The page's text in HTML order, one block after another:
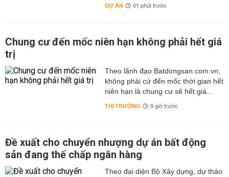
DỰ ÁN 01 phút trước
Chung cư đến mốc niên hạn không phải hết giá
trị
Theo lãnh đạo Batdongsan.com.vn,
không phải cứ đến mốc thời gian hết
niên hạn là chung cư sẽ hết giá...
THỊ TRƯỜNG 9 giờ trước
Đề xuất cho chuyển nhượng dự án bất động
sản đang thế chấp ngân hàng
Theo đại diện Bộ Xây dựng, dự thảo